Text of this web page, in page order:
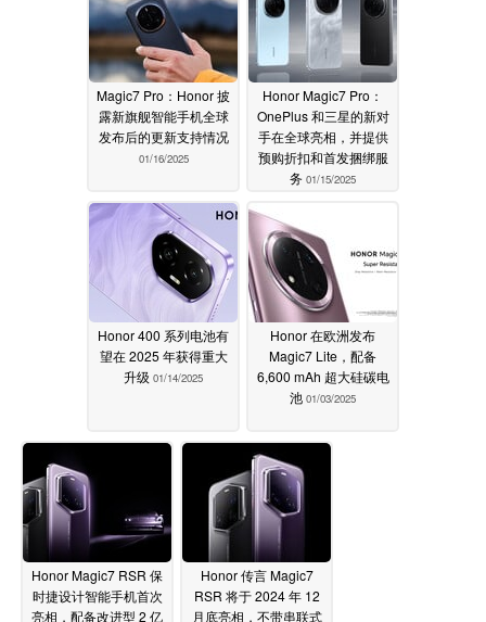
Magic7 Pro：Honor 披
露新旗舰智能手机全球
发布后的更新支持情况
01/16/2025
Honor Magic7 Pro：
OnePlus 和三星的新对
手在全球亮相，并提供
预购折扣和首发捆绑服
务 01/15/2025
Honor 400 系列电池有
望在 2025 年获得重大
升级 01/14/2025
Honor 在欧洲发布
Magic7 Lite，配备
6,600 mAh 超大硅碳电
池 01/03/2025
Honor Magic7 RSR 保
时捷设计智能手机首次
亮相，配备改进型 2 亿
Honor 传言 Magic7
RSR 将于 2024 年 12
月底亮相，不带串联式